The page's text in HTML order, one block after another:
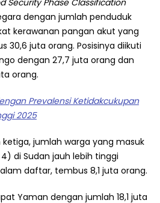
Security Phase Classification
dengan jumlah penduduk
kerawanan pangan akut yang
30,6 juta orang. Posisinya diikuti
dengan 27,7 juta orang dan
orang.
Prevalensi Ketidakcukupan
2025
jumlah warga yang masuk
di Sudan jauh lebih tinggi
daftar, tembus 8,1 juta orang.
Yaman dengan jumlah 18,1 juta